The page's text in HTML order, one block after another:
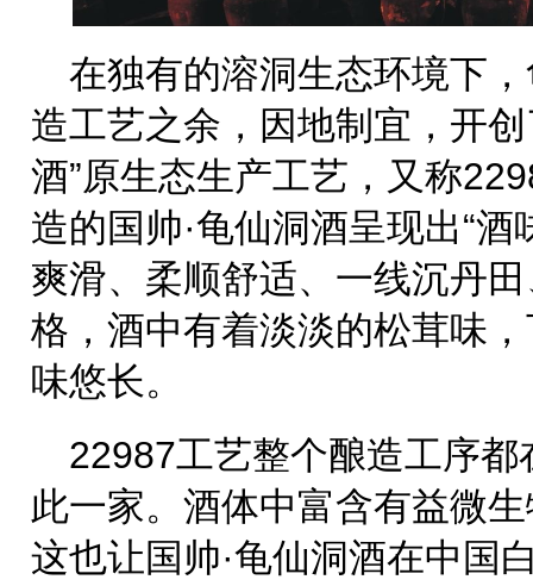
在独有的溶洞生态环境下
造工艺之余，因地制宜，开
酒”原生态生产工艺，又称
造的国帅·龟仙洞酒呈现出“
爽滑、柔顺舒适、一线沉丹
格，酒中有着淡淡的松茸味
味悠长。
22987工艺整个酿造工序
此一家。酒体中富含有益微
这也让国帅·龟仙洞酒在中国